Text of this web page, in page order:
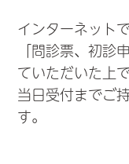
インターネット
「問診票、初診
ていただいた上
当日受付までご
す。